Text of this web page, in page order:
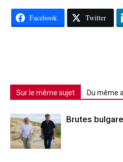
Facebook Twitter
Sur le même sujet Du même
Brutes